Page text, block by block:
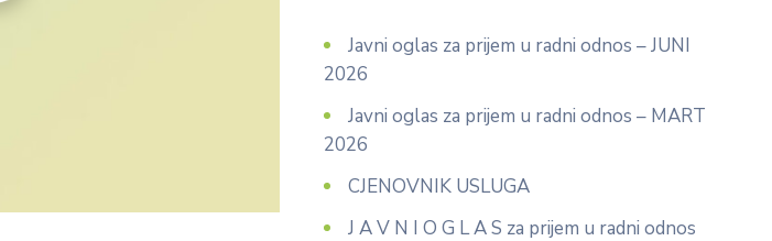
Javni oglas za prijem u radni odnos – JUNI
2026
Javni oglas za prijem u radni odnos – MART
2026
CJENOVNIK USLUGA
J A V N I O G L A S za prijem u radni odnos